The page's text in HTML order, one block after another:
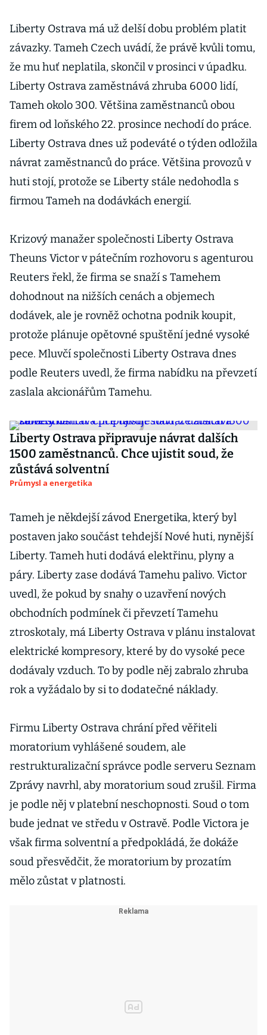
Liberty Ostrava má už delší dobu problém platit
závazky. Tameh Czech uvádí, že právě kvůli tomu,
že mu huť neplatila, skončil v prosinci v úpadku.
Liberty Ostrava zaměstnává zhruba 6000 lidí,
Tameh okolo 300. Většina zaměstnanců obou
firem od loňského 22. prosince nechodí do práce.
Liberty Ostrava dnes už podeváté o týden odložila
návrat zaměstnanců do práce. Většina provozů v
huti stojí, protože se Liberty stále nedohodla s
firmou Tameh na dodávkách energií.
Krizový manažer společnosti Liberty Ostrava
Theuns Victor v pátečním rozhovoru s agenturou
Reuters řekl, že firma se snaží s Tamehem
dohodnout na nižších cenách a objemech
dodávek, ale je rovněž ochotna podnik koupit,
protože plánuje opětovné spuštění jedné vysoké
pece. Mluvčí společnosti Liberty Ostrava dnes
podle Reuters uvedl, že firma nabídku na převzetí
zaslala akcionářům Tamehu.
Liberty Ostrava připravuje návrat dalších
1500 zaměstnanců. Chce ujistit soud, že
zůstává solventní
Průmysl a energetika
Tameh je někdejší závod Energetika, který byl
postaven jako součást tehdejší Nové huti, nynější
Liberty. Tameh huti dodává elektřinu, plyny a
páry. Liberty zase dodává Tamehu palivo. Victor
uvedl, že pokud by snahy o uzavření nových
obchodních podmínek či převzetí Tamehu
ztroskotaly, má Liberty Ostrava v plánu instalovat
elektrické kompresory, které by do vysoké pece
dodávaly vzduch. To by podle něj zabralo zhruba
rok a vyžádalo by si to dodatečné náklady.
Firmu Liberty Ostrava chrání před věřiteli
moratorium vyhlášené soudem, ale
restrukturalizační správce podle serveru Seznam
Zprávy navrhl, aby moratorium soud zrušil. Firma
je podle něj v platební neschopnosti. Soud o tom
bude jednat ve středu v Ostravě. Podle Victora je
však firma solventní a předpokládá, že dokáže
soud přesvědčit, že moratorium by prozatím
mělo zůstat v platnosti.